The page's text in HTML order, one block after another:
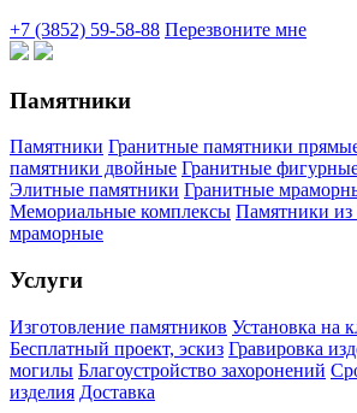
+7 (3852) 59-58-88 Перезвоните мне
Памятники
Памятники Гранитные памятники
памятники двойные Гранитные
Элитные памятники Гранитные
Мемориальные комплексы Памятники из
мраморные
Услуги
Изготовление памятников Установка на
Бесплатный проект, эскиз Гравировка
могилы Благоустройство захоронений
изделия Доставка